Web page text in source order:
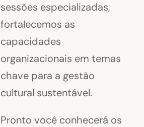
sessões especializadas,
fortalecemos as
capacidades
organizacionais em temas
chave para a gestão
cultural sustentável.
Pronto você conhecerá os